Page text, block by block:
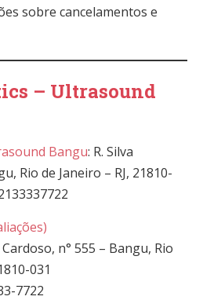
sobre cancelamentos e
– Ultrasound
Bangu: R. Silva
Rio de Janeiro – RJ, 21810-
Cardoso, n° 555 – Bangu, Rio
031
7722